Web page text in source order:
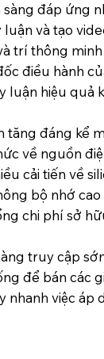
đáp ứng
luận và tạo
trí thông
điều hành
luận hiệu quả
tăng đáng kể
về nguồn
cải tiến về
bộ nhớ
chi phí sở
truy cập
để bán các
nhanh việc